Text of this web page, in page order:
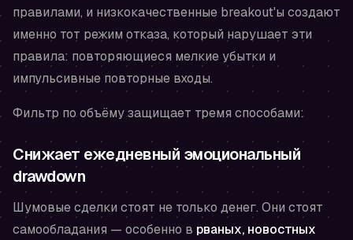
правилами, и низкокачественные breakout'ы создают
именно тот режим отказа, который нарушает эти
правила: повторяющиеся мелкие убытки и
импульсивные повторные входы.
Фильтр по объёму защищает тремя способами:
Снижает ежедневный эмоциональный
drawdown
Шумовые сделки стоят не только денег. Они стоят
самообладания — особенно в рваных, новостных